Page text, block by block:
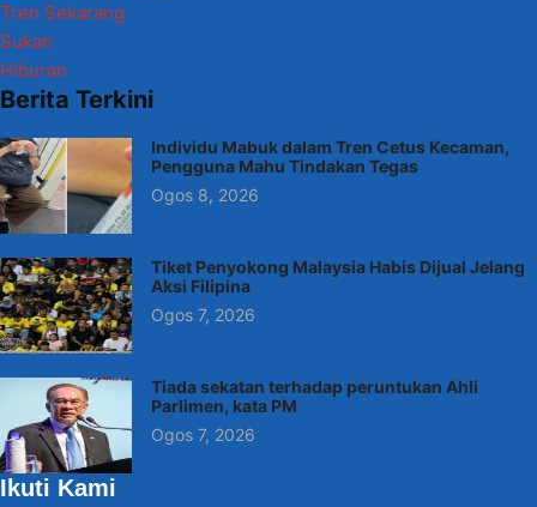
Tren Sekarang
Sukan
Hiburan
Berita Terkini
Individu Mabuk dalam Tren Cetus Kecaman,
Pengguna Mahu Tindakan Tegas
Ogos 8, 2026
Tiket Penyokong Malaysia Habis Dijual Jelang
Aksi Filipina
Ogos 7, 2026
Tiada sekatan terhadap peruntukan Ahli
Parlimen, kata PM
Ogos 7, 2026
Ikuti Kami